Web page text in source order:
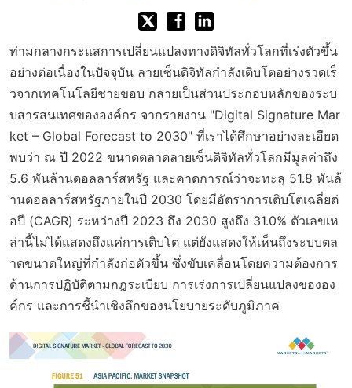
ท่ามกลางกระแสการเปลี่ยนแปลงทางดิจิทัลทั่วโลกที่เร่งตัวขึ้น
อย่างต่อเนื่องในปัจจุบัน ลายเซ็นดิจิทัลกำลังเติบโตอย่างรวดเร็
วจากเทคโนโลยีชายขอบ กลายเป็นส่วนประกอบหลักของระบ
บสารสนเทศขององค์กร จากรายงาน "Digital Signature Mar
ket – Global Forecast to 2030" ที่เราได้ศึกษาอย่างละเอียด
พบว่า ณ ปี 2022 ขนาดตลาดลายเซ็นดิจิทัลทั่วโลกมีมูลค่าถึง
5.6 พันล้านดอลลาร์สหรัฐ และคาดการณ์ว่าจะทะลุ 51.8 พันล้
านดอลลาร์สหรัฐภายในปี 2030 โดยมีอัตราการเติบโตเฉลี่ยต่
อปี (CAGR) ระหว่างปี 2023 ถึง 2030 สูงถึง 31.0% ตัวเลขเห
ล่านี้ไม่ได้แสดงถึงแค่การเติบโต แต่ยังแสดงให้เห็นถึงระบบตล
าดขนาดใหญ่ที่กำลังก่อตัวขึ้น ซึ่งขับเคลื่อนโดยความต้องการ
ด้านการปฏิบัติตามกฎระเบียบ การเร่งการเปลี่ยนแปลงขององ
ค์กร และการชี้นำเชิงลึกของนโยบายระดับภูมิภาค